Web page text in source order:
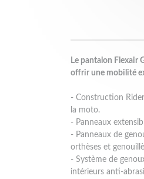
Le pantalon Flexair
offrir une mobilité
- Construction
la moto.
- Panneaux
- Panneaux de
orthèses et
- Système de
intérieurs anti-